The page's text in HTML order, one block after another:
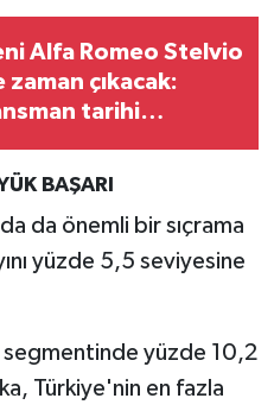
Alfa Romeo Stelvio
zaman çıkacak:
tarihi
BAŞARI
da önemli bir sıçrama
yüzde 5,5 seviyesine
yüzde 10,2
Türkiye'nin en fazla